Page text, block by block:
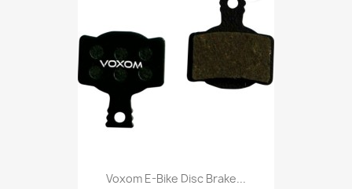
Voxom E-Bike Disc Brake...